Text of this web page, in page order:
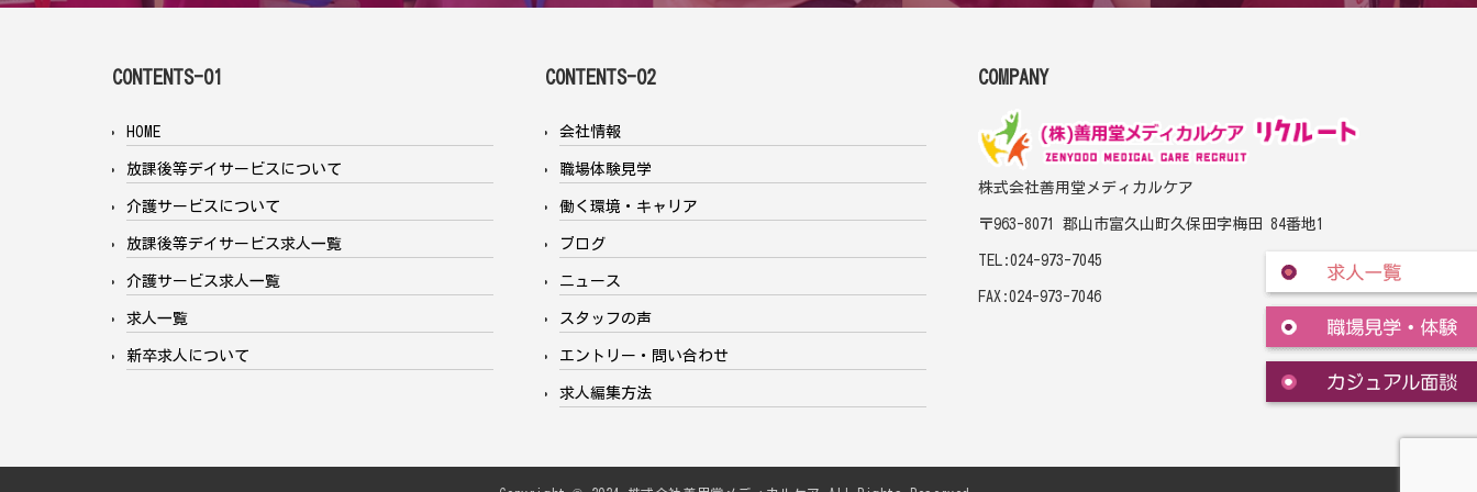
CONTENTS-01
HOME
放課後等デイサービスについて
介護サービスについて
放課後等デイサービス求人一覧
介護サービス求人一覧
求人一覧
新卒求人について
CONTENTS-02
会社情報
職場体験見学
働く環境・キャリア
ブログ
ニュース
スタッフの声
エントリー・問い合わせ
求人編集方法
COMPANY
株式会社善用堂メディカルケア
〒963-8071 郡山市富久山町久保田字梅田 84番地1
TEL:024-973-7045
FAX:024-973-7046